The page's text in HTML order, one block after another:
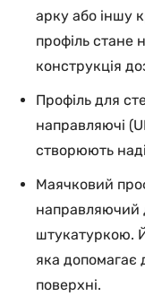
арку або іншу
профіль стане
конструкція
Профіль для
направляючі
створюють
Маячковий
направляючий
штукатуркою.
яка допомагає
поверхні.